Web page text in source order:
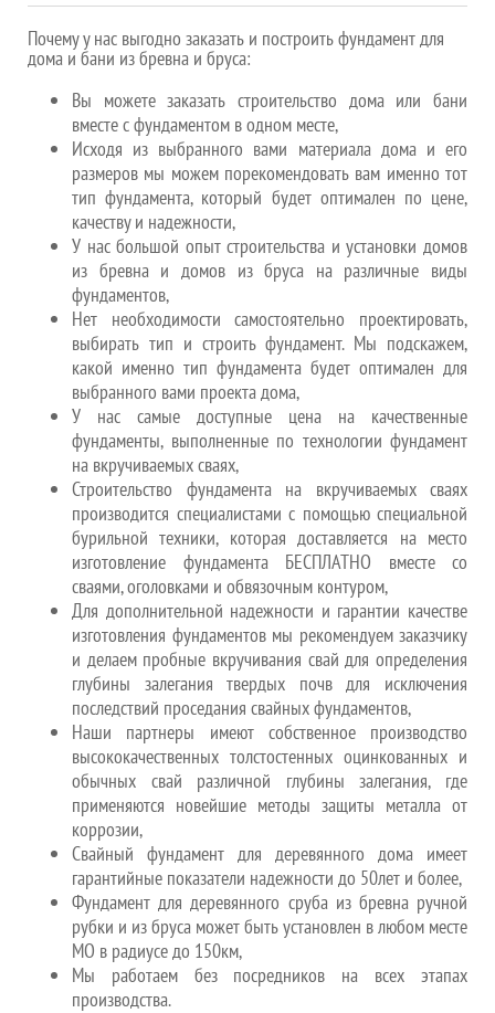
Почему у нас выгодно заказать и построить фундамент для
дома и бани из бревна и бруса:
Вы можете заказать строительство дома или бани
вместе с фундаментом в одном месте,
Исходя из выбранного вами материала дома и его
размеров мы можем порекомендовать вам именно тот
тип фундамента, который будет оптимален по цене,
качеству и надежности,
У нас большой опыт строительства и установки домов
из бревна и домов из бруса на различные виды
фундаментов,
Нет необходимости самостоятельно проектировать,
выбирать тип и строить фундамент. Мы подскажем,
какой именно тип фундамента будет оптимален для
выбранного вами проекта дома,
У нас самые доступные цена на качественные
фундаменты, выполненные по технологии фундамент
на вкручиваемых сваях,
Строительство фундамента на вкручиваемых сваях
производится специалистами с помощью специальной
бурильной техники, которая доставляется на место
изготовление фундамента БЕСПЛАТНО вместе со
сваями, оголовками и обвязочным контуром,
Для дополнительной надежности и гарантии качестве
изготовления фундаментов мы рекомендуем заказчику
и делаем пробные вкручивания свай для определения
глубины залегания твердых почв для исключения
последствий проседания свайных фундаментов,
Наши партнеры имеют собственное производство
высококачественных толстостенных оцинкованных и
обычных свай различной глубины залегания, где
применяются новейшие методы защиты металла от
коррозии,
Свайный фундамент для деревянного дома имеет
гарантийные показатели надежности до 50лет и более,
Фундамент для деревянного сруба из бревна ручной
рубки и из бруса может быть установлен в любом месте
МО в радиусе до 150км,
Мы работаем без посредников на всех этапах
производства.